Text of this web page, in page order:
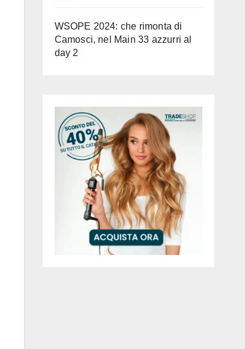
WSOPE 2024: che rimonta di
Camosci, nel Main 33 azzurri al
day 2